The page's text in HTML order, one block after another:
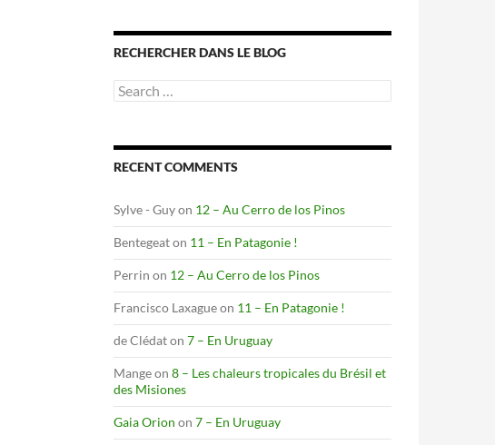
RECHERCHER DANS LE BLOG
Search
for:
RECENT COMMENTS
Sylve - Guyon 12 – Au Cerro de los Pinos
Bentegeaton 11 – En Patagonie !
Perrin on 12 – Au Cerro de los Pinos
Francisco Laxagueon 11 – En Patagonie !
de Clédaton 7 – En Uruguay
Mangeon 8 – Les chaleurs tropicales du Brésil et
des Misiones
Gaia Orion on 7 – En Uruguay